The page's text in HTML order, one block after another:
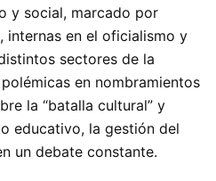
y social, marcado por
internas en el oficialismo y
sectores de la
en nombramientos
la “batalla cultural” y
educativo, la gestión del
un debate constante.